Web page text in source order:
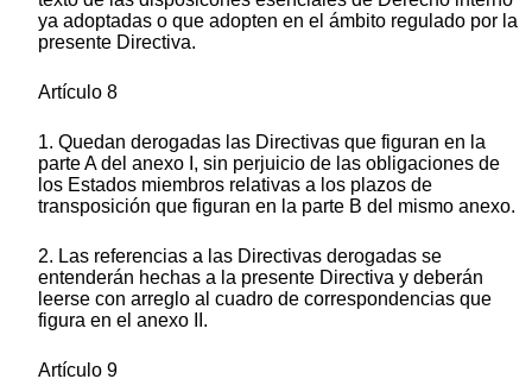
ya adoptadas o que adopten en el ámbito regulado por la
presente Directiva.
Artículo 8
1. Quedan derogadas las Directivas que figuran en la
parte A del anexo I, sin perjuicio de las obligaciones de
los Estados miembros relativas a los plazos de
transposición que figuran en la parte B del mismo anexo.
2. Las referencias a las Directivas derogadas se
entenderán hechas a la presente Directiva y deberán
leerse con arreglo al cuadro de correspondencias que
figura en el anexo II.
Artículo 9